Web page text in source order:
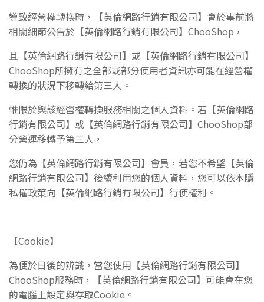
導致經營權轉換時，
【英倫網路行銷有限公司】 會於事前將
相關細節公告於 【英倫網路行銷有限公司】ChooShop ，
且 【英倫網路行銷有限公司】 或 【英倫網路行銷有限公司】
ChooShop所擁有之全部或部分使用者資訊亦可能在經營權
轉換的狀況下移轉給第三人。
惟限於與該經營權轉換服務相關之個人資料。若 【英倫網路
行銷有限公司】 或 【英倫網路行銷有限公司】ChooShop部
分營運移轉予第三人，
您仍為 【英倫網路行銷有限公司】 會員， 若您不希望 【英倫
網路行銷有限公司】 後續利用您的個人資料，您可以依本隱
私權政策向 【英倫網路行銷有限公司】 行使權利。
【Cookie】
為便於日後的辨識，當您使用 【英倫網路行銷有限公司】
ChooShop服務時， 【英倫網路行銷有限公司】 可能會在您
的電腦上設定與存取Cookie。